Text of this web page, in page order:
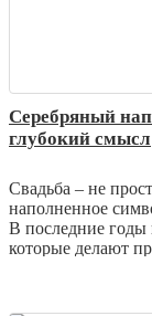
Серебряный
глубокий смысл
Свадьба – не
наполненное
В последние годы
которые делают
и душевным.